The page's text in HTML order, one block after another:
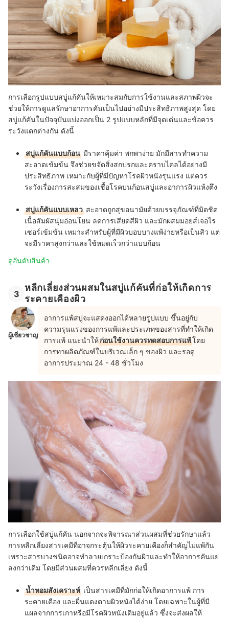
การเลือกรูปแบบสบู่แก้คันให้เหมาะสมกับการใช้งานและสภาพผิวจะ
ช่วยให้การดูแลรักษาอาการคันเป็นไปอย่างมีประสิทธิภาพสูงสุด โดย
สบู่แก้คันในปัจจุบันแบ่งออกเป็น 2 รูปแบบหลักที่มีจุดเด่นและข้อควร
ระวังแตกต่างกัน ดังนี้
สบู่แก้คันแบบก้อน มีราคาคุ้มค่า พกพาง่าย มักมีสารทำความ
สะอาดเข้มข้น จึงช่วยขจัดสิ่งสกปรกและคราบไคลได้อย่างมี
ประสิทธิภาพ เหมาะกับผู้ที่มีปัญหาโรคผิวหนังรุนแรง แต่ควร
ระวังเรื่องการสะสมของเชื้อโรคบนก้อนสบู่และอาการผิวแห้งตึง
สบู่แก้คันแบบเหลว สะอาดถูกสุขอนามัยด้วยบรรจุภัณฑ์ที่มิดชิด
เนื้อสัมผัสนุ่มอ่อนโยน ลดการเสียดสีผิว และมักผสมมอยส์เจอไร
เซอร์เข้มข้น เหมาะสำหรับผู้ที่มีผิวบอบบางแพ้ง่ายหรือเป็นสิว แต่
จะมีราคาสูงกว่าและใช้หมดเร็วกว่าแบบก้อน
ดูอันดับสินค้า
3
หลีกเลี่ยงส่วนผสมในสบู่แก้คันที่ก่อให้เกิดการ
ระคายเคืองผิว
ผู้เชี่ยวชาญ
อาการแพ้สบู่จะแสดงออกได้หลายรูปแบบ ขึ้นอยู่กับ
ความรุนแรงของการแพ้และประเภทของสารที่ทำให้เกิด
การแพ้ แนะนำให้ก่อนใช้งานควรทดสอบการแพ้โดย
การทาผลิตภัณฑ์ในบริเวณเล็ก ๆ ของผิว และรอดู
อาการประมาณ 24 - 48 ชั่วโมง
การเลือกใช้สบู่แก้คัน นอกจากจะพิจารณาส่วนผสมที่ช่วยรักษาแล้ว
การหลีกเลี่ยงสารเคมีที่อาจกระตุ้นให้ผิวระคายเคืองก็สำคัญไม่แพ้กัน
เพราะสารบางชนิดอาจทำลายเกราะป้องกันผิวและทำให้อาการคันแย่
ลงกว่าเดิม โดยมีส่วนผสมที่ควรหลีกเลี่ยง ดังนี้
น้ำหอมสังเคราะห์ เป็นสารเคมีที่มักก่อให้เกิดอาการแพ้ การ
ระคายเคือง และผื่นแดงตามผิวหนังได้ง่าย โดยเฉพาะในผู้ที่มี
แผลจากการเกาหรือมีโรคผิวหนังเดิมอยู่แล้ว ซึ่งจะส่งผลให้